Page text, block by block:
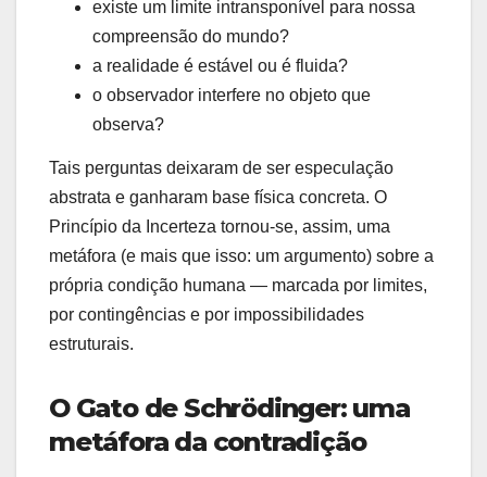
existe um limite intransponível para nossa
compreensão do mundo?
a realidade é estável ou é fluida?
o observador interfere no objeto que
observa?
Tais perguntas deixaram de ser especulação
abstrata e ganharam base física concreta. O
Princípio da Incerteza tornou-se, assim, uma
metáfora (e mais que isso: um argumento) sobre a
própria condição humana — marcada por limites,
por contingências e por impossibilidades
estruturais.
O Gato de Schrödinger: uma
metáfora da contradição